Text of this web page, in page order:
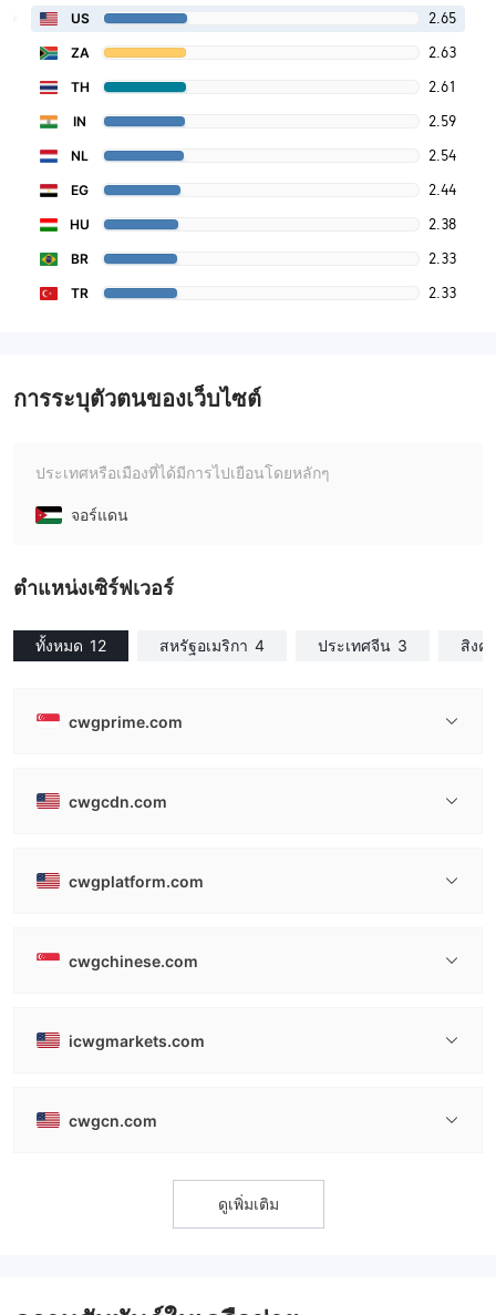
US 2.65
ZA 2.63
TH 2.61
IN 2.59
NL 2.54
EG 2.44
HU 2.38
BR 2.33
TR 2.33
การระบุตัวตนของเว็บไซต์
ประเทศหรือเมืองที่ได้มีการไปเยือนโดยหลักๆ
จอร์แดน
ตําแหน่งเซิร์ฟเวอร์
ทั้งหมด 12 สหรัฐอเมริกา 4 ประเทศจีน 3 สิงค
cwgprime.com
cwgcdn.com
cwgplatform.com
cwgchinese.com
icwgmarkets.com
cwgcn.com
ดูเพิ่มเติม